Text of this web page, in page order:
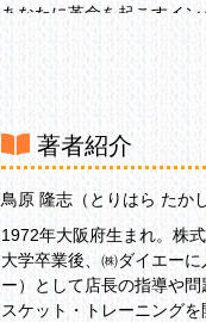
あなたに革命を起こすイン
インバスケット・トレーニ
プロローグ「ケーキのた
第1案件「パッケージ、ど
〔解説〕判断のはじめのプ
タイミングを逃さない意思
リスクを見積もる洞察力
枠組みをはずす想像力
著者紹介
鳥原 隆志（とりはら たかし
1972年大阪府生まれ。株
大学卒業後、㈱ダイエー
ー）として店長の指導や
スケット・トレーニング